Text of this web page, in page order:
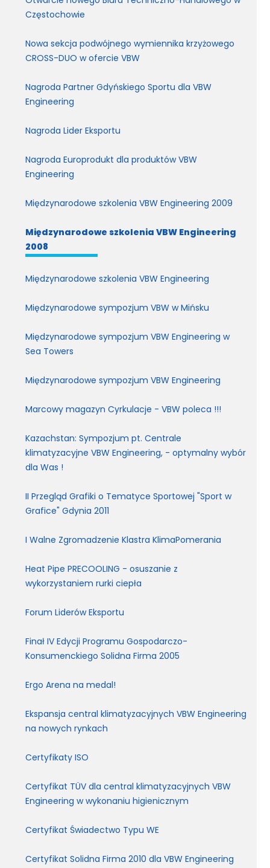
Częstochowie
Nowa sekcja podwójnego wymiennika krzyżowego
CROSS-DUO w ofercie VBW
Nagroda Partner Gdyńskiego Sportu dla VBW
Engineering
Nagroda Lider Eksportu
Nagroda Europrodukt dla produktów VBW
Engineering
Międzynarodowe szkolenia VBW Engineering 2009
Międzynarodowe szkolenia VBW Engineering
2008
Międzynarodowe szkolenia VBW Engineering
Międzynarodowe sympozjum VBW w Mińsku
Międzynarodowe sympozjum VBW Engineering w
Sea Towers
Międzynarodowe sympozjum VBW Engineering
Marcowy magazyn Cyrkulacje - VBW poleca !!!
Kazachstan: Sympozjum pt. Centrale
klimatyzacyjne VBW Engineering, - optymalny wybór
dla Was !
II Przegląd Grafiki o Tematyce Sportowej "Sport w
Grafice" Gdynia 2011
I Walne Zgromadzenie Klastra KlimaPomerania
Heat Pipe PRECOOLING - osuszanie z
wykorzystaniem rurki ciepła
Forum Liderów Eksportu
Finał IV Edycji Programu Gospodarczo-
Konsumenckiego Solidna Firma 2005
Ergo Arena na medal!
Ekspansja central klimatyzacyjnych VBW Engineering
na nowych rynkach
Certyfikaty ISO
Certyfikat TÜV dla central klimatyzacyjnych VBW
Engineering w wykonaniu higienicznym
Certyfikat Świadectwo Typu WE
Certyfikat Solidna Firma 2010 dla VBW Engineering